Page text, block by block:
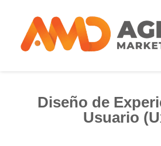
Diseño de
Usuario